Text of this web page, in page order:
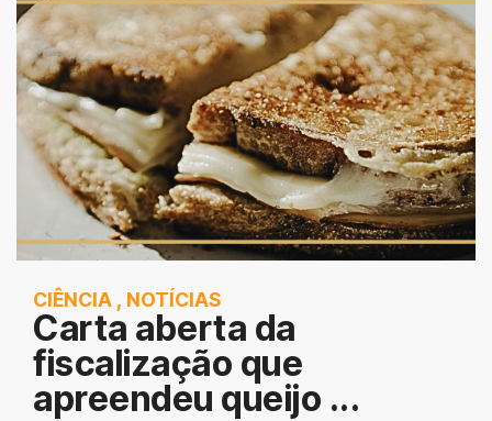
CIÊNCIA , NOTÍCIAS
Carta aberta da
fiscalização que
apreendeu queijo ...